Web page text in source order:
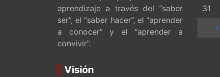
aprendizaje a través del “saber
ser”, el “saber hacer”, el “aprender
a conocer” y el “aprender a
convivir”.
Visión
31